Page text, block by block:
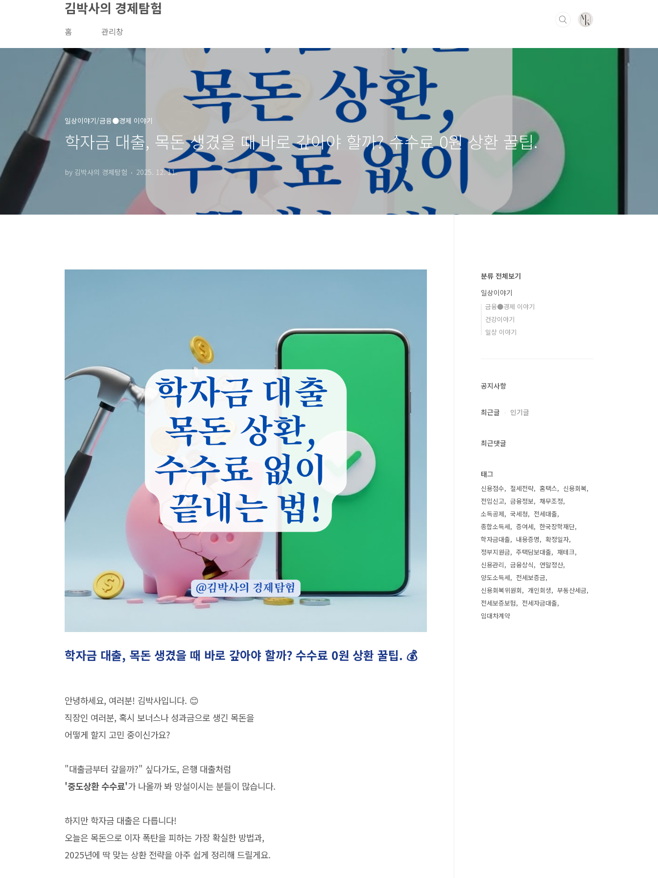
김박사의 경제탐험
홈 관리창
일상이야기/금융●경제 이야기
학자금 대출, 목돈 생겼을 때 바로 갚아야 할까? 수수료 0원 상환 꿀팁.
by 김박사의 경제탐험 2025. 12. 11.
학자금 대출, 목돈 생겼을 때 바로 갚아야 할까? 수수료 0원 상환 꿀팁. 💰
안녕하세요, 여러분! 김박사입니다. 😊
직장인 여러분, 혹시 보너스나 성과금으로 생긴 목돈을
어떻게 할지 고민 중이신가요?
"대출금부터 갚을까?" 싶다가도, 은행 대출처럼
'중도상환 수수료'가 나올까 봐 망설이시는 분들이 많습니다.
하지만 학자금 대출은 다릅니다!
오늘은 목돈으로 이자 폭탄을 피하는 가장 확실한 방법과,
2025년에 딱 맞는 상환 전략을 아주 쉽게 정리해 드릴게요.
분류 전체보기
일상이야기
금융●경제 이야기
건강이야기
일상 이야기
공지사항
최근글 인기글
최근댓글
태그
신용점수 절세전략 홈택스
신용회복
전입신고
금융정보
채무조정
소득공제
국세청
전세대출
종합소득세
증여세
한국장학재단
학자금대출
내용증명
확정일자
정부지원금
주택담보대출
재테크
신용관리
금융상식
연말정산
양도소득세
전세보증금
신용회복위원회
개인회생
부동산세금
전세보증보험
전세자금대출
임대차계약